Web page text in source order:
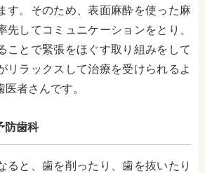
す。そのため、表面麻酔を使った麻
先してコミュニケーションをとり、
ことで緊張をほぐす取り組みをして
リラックスして治療を受けられるよ
者さんです。
防歯科
ると、歯を削ったり、歯を抜いたり